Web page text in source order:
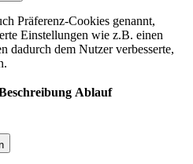
Präferenz-Cookies genannt,
Einstellungen wie z.B. einen
dadurch dem Nutzer verbesserte,
Ablauf